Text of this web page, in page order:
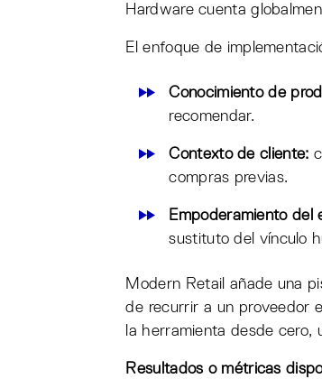
Hardware cuenta
El enfoque de
Conocimiento de
recomendar.
Contexto de cliente:
compras previas.
Empoderamiento del
sustituto del vínculo
Modern Retail añade una
de recurrir a un proveedor
la herramienta desde cero,
Resultados o métricas